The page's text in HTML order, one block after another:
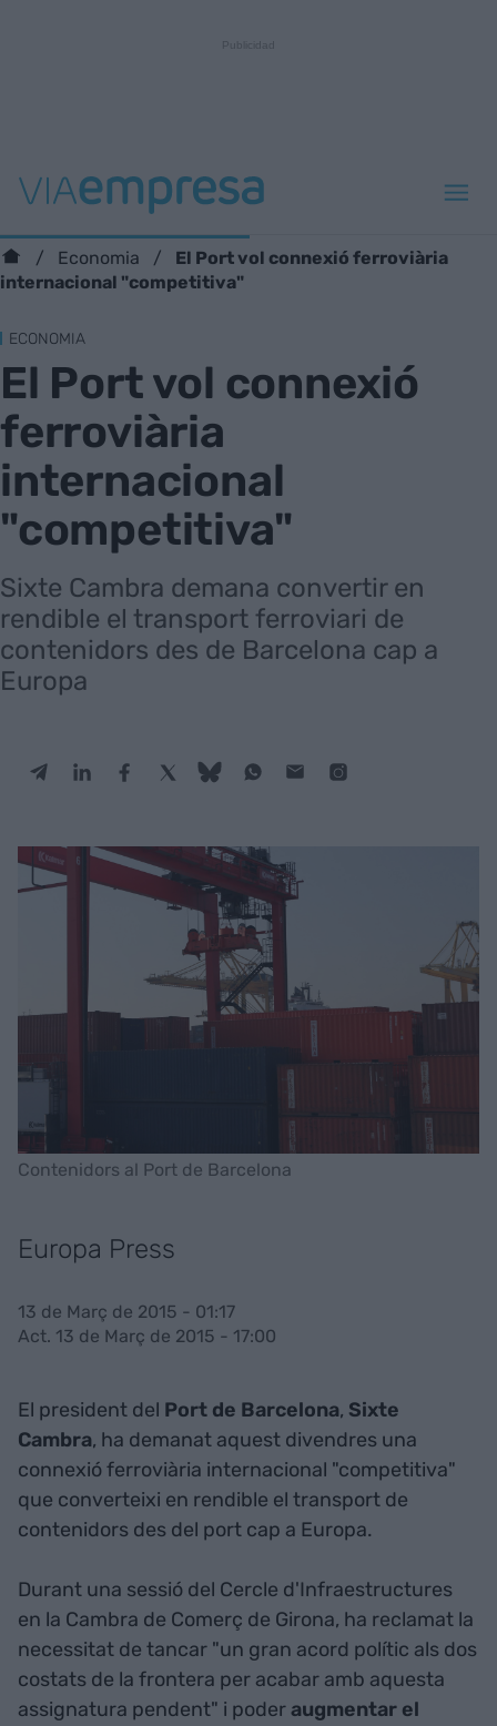
Economia
El Port vol connexió ferroviària
internacional "competitiva"
ECONOMIA
El Port vol connexió
ferroviària
internacional
"competitiva"
Sixte Cambra demana convertir en
rendible el transport ferroviari de
contenidors des de Barcelona cap a
Europa
Contenidors al Port de Barcelona
Europa Press
13 de Març de 2015 - 01:17
Act. 13 de Març de 2015 - 17:00
El president del Port de Barcelona, Sixte
Cambra, ha demanat aquest divendres una
connexió ferroviària internacional "competitiva"
que converteixi en rendible el transport de
contenidors des del port cap a Europa.
Durant una sessió del Cercle d'Infraestructures
en la Cambra de Comerç de Girona, ha reclamat la
necessitat de tancar "un gran acord polític als dos
costats de la frontera per acabar amb aquesta
assignatura pendent" i poderaugmentar el